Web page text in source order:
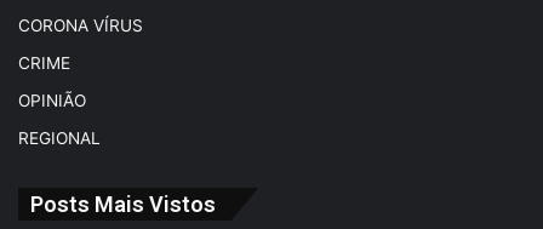
CORONA VÍRUS
CRIME
OPINIÃO
REGIONAL
Posts Mais Vistos